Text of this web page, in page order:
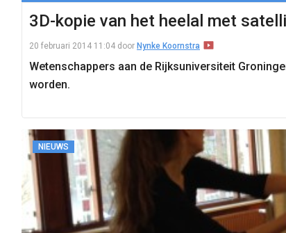
3D-kopie van het heelal met
20 februari 2014 11:04 door Nynke Koornstra
Wetenschappers aan de Rijksuniversiteit
worden.
NIEUWS